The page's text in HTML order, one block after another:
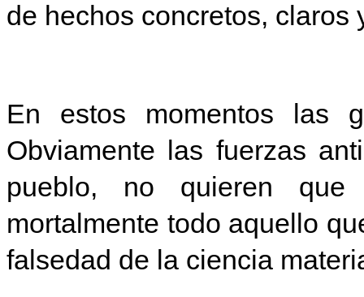
de hechos concretos, claros
En estos momentos las
Obviamente las fuerzas
pueblo, no quieren
mortalmente todo aquello
falsedad de la ciencia